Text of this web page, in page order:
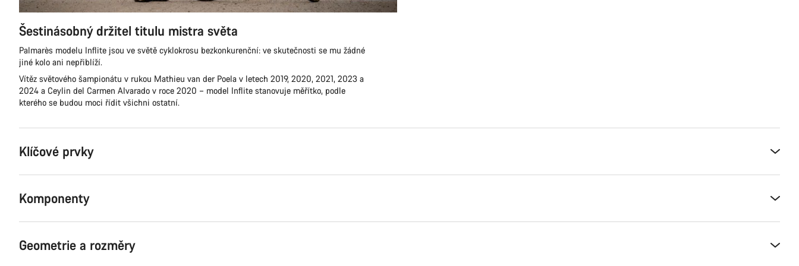
Šestinásobný držitel titulu mistra světa
Palmarès modelu Inflite jsou ve světě cyklokrosu bezkonkurenční: ve skutečnosti se mu žádné
jiné kolo ani nepřiblíží.
Vítěz světového šampionátu v rukou Mathieu van der Poela v letech 2019, 2020, 2021, 2023 a
2024 a Ceylin del Carmen Alvarado v roce 2020 – model Inflite stanovuje měřítko, podle
kterého se budou moci řídit všichni ostatní.
Klíčové prvky
Komponenty
Geometrie a rozměry